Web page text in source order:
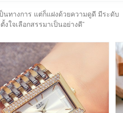
นทางการ แต่ก็แฝงด้วยความดูดี มีระดับ
ใจเลือกสรรมาเป็นอย่างดี”